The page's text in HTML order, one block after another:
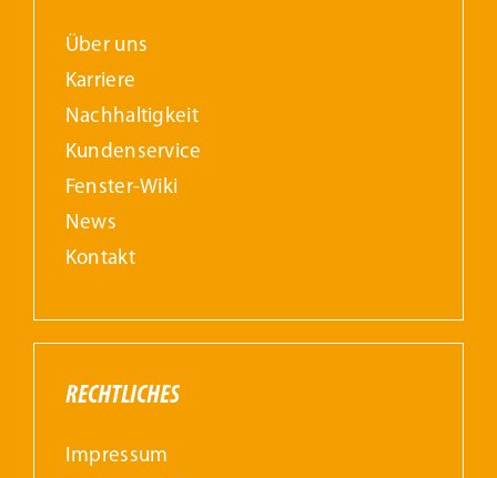
Über uns
Karriere
Nachhaltigkeit
Kundenservice
Fenster-Wiki
News
Kontakt
RECHTLICHES
Impressum